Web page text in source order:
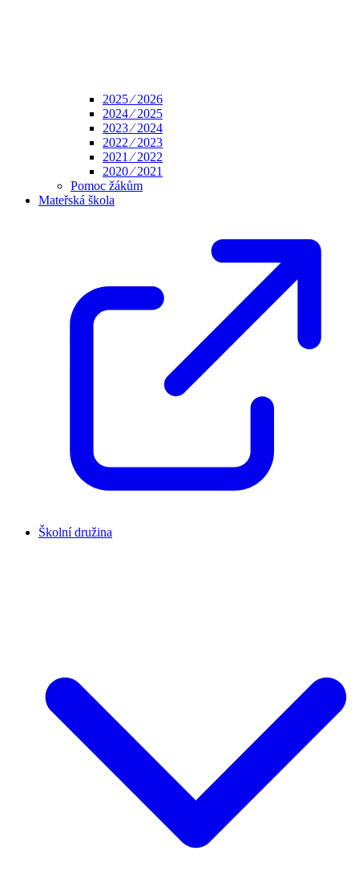
2025 ⁄ 2026
2024 ⁄ 2025
2023 ⁄ 2024
2022 ⁄ 2023
2021 ⁄ 2022
2020 ⁄ 2021
Pomoc žákům
Mateřská škola
Školní družina